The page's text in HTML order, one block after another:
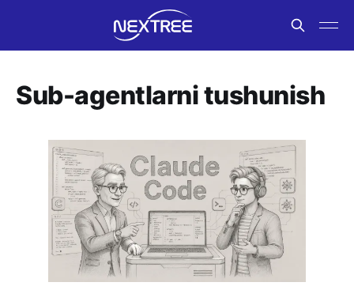
Sub-agentlarni tushunish